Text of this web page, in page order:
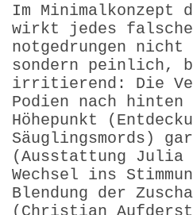
Im Minimalkonzept
wirkt jedes falsche
notgedrungen
sondern peinlich,
irritierend: Die
Podien nach hinten
Höhepunkt
Säuglings­mords)
(Ausstattung Julia
Wechsel ins
Blendung der
(Christian